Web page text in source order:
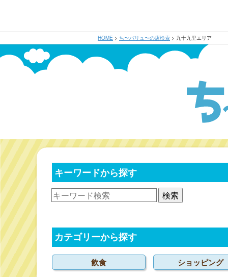
HOME > ち〜バリュ〜の店検索 > 九十九里エリア
キーワードから探す
検索
カテゴリーから探す
飲食 ショッピング